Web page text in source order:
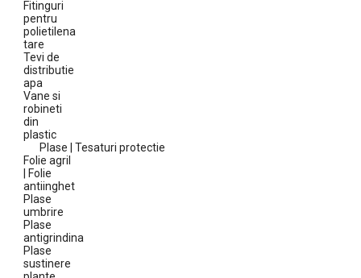
Fitinguri
pentru
polietilena
tare
Tevi de
distributie
apa
Vane si
robineti
din
plastic
Plase | Tesaturi protectie
Folie agril
| Folie
antiinghet
Plase
umbrire
Plase
antigrindina
Plase
sustinere